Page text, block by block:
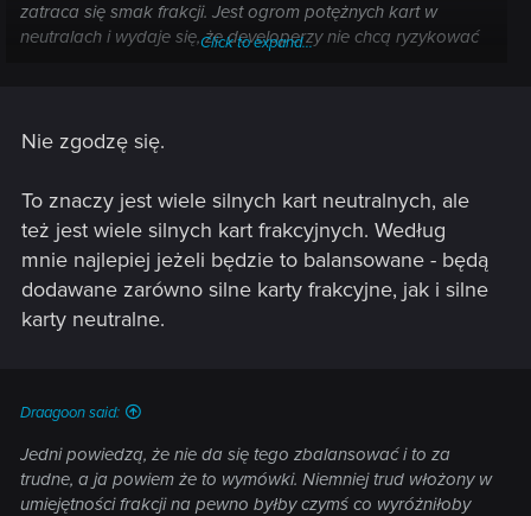
zatraca się smak frakcji. Jest ogrom potężnych kart w
neutralach i wydaje się, że developerzy nie chcą ryzykować
umiejętności frakcyjnych, które naprawdę robiły różnicę w
grze daną frakcja co raz więcej kart jest dodawanych do
neutrali, a mniej do konkretnych frakcji. Weźmy np. takiego
Nivellena, Gauntera, Tasaka, itp. Karty bardzo fajne, silne i
mogące pasować bardziej do konkretnej frakcji, a nie do
neutrali. Tasak do Scoia, Gaunter do Potworów, Nivellen
potworami a nieludzie z nieludźmi, do tego karty z bardzo
każdej frakcji.
Click to expand...
Nie zgodzę się.
To znaczy jest wiele silnych kart neutralnych, ale
też jest wiele silnych kart frakcyjnych. Według
mnie najlepiej jeżeli będzie to balansowane - będą
dodawane zarówno silne karty frakcyjne, jak i silne
karty neutralne.
Draagoon said:
Jedni powiedzą, że nie da się tego zbalansować i to za
trudne, a ja powiem że to wymówki. Niemniej trud włożony w
umiejętności frakcji na pewno byłby czymś co wyróżniłoby